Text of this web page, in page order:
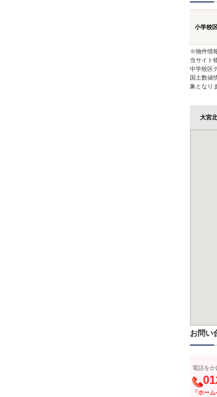
小学校
※物件情
当サイト
中学校区
国土数値
象となり
大宮
お問い
電話を
「ホー